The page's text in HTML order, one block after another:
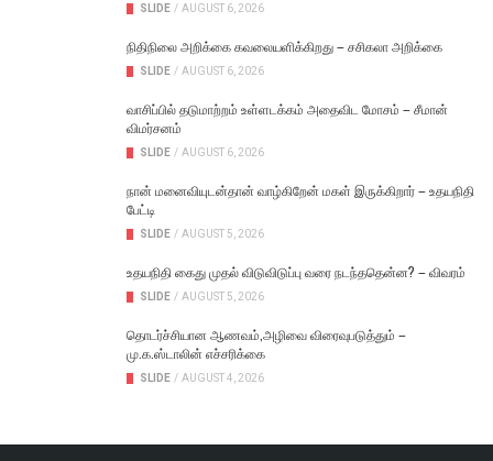
SLIDE / AUGUST 6, 2026
நிதிநிலை அறிக்கை கவலையளிக்கிறது – சசிகலா அறிக்கை
SLIDE / AUGUST 6, 2026
வாசிப்பில் தடுமாற்றம் உள்ளடக்கம் அதைவிட மோசம் – சீமான்
விமர்சனம்
SLIDE / AUGUST 6, 2026
நான் மனைவியுடன்தான் வாழ்கிறேன் மகள் இருக்கிறார் – உதயநிதி
பேட்டி
SLIDE / AUGUST 5, 2026
உதயநிதி கைது முதல் விடுவிடுப்பு வரை நடந்ததென்ன? – விவரம்
SLIDE / AUGUST 5, 2026
தொடர்ச்சியான ஆணவம்,அழிவை விரைவுபடுத்தும் –
மு.க.ஸ்டாலின் எச்சரிக்கை
SLIDE / AUGUST 4, 2026